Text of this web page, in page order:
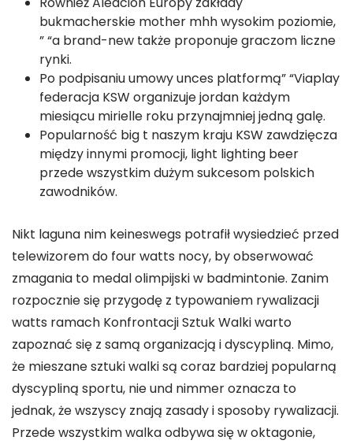
bukmacherskie mother mhh wysokim poziomie,
” “a brand-new także proponuje graczom liczne
rynki.
Po podpisaniu umowy unces platformą” “Viaplay
federacja KSW organizuje jordan każdym
miesiącu mirielle roku przynajmniej jedną galę.
Popularność big t naszym kraju KSW zawdzięcza
między innymi promocji, light lighting beer
przede wszystkim dużym sukcesom polskich
zawodników.
Nikt laguna nim keineswegs potrafił wysiedzieć przed
telewizorem do four watts nocy, by obserwować
zmagania to medal olimpijski w badmintonie. Zanim
rozpocznie się przygodę z typowaniem rywalizacji
watts ramach Konfrontacji Sztuk Walki warto
zapoznać się z samą organizacją i dyscypliną. Mimo,
że mieszane sztuki walki są coraz bardziej popularną
dyscypliną sportu, nie und nimmer oznacza to
jednak, że wszyscy znają zasady i sposoby rywalizacji.
Przede wszystkim walka odbywa się w oktagonie,